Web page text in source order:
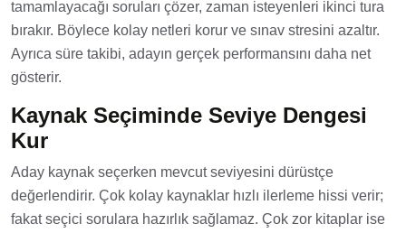
tamamlayacağı soruları çözer, zaman isteyenleri ikinci tura
bırakır. Böylece kolay netleri korur ve sınav stresini azaltır.
Ayrıca süre takibi, adayın gerçek performansını daha net
gösterir.
Kaynak Seçiminde Seviye Dengesi
Kur
Aday kaynak seçerken mevcut seviyesini dürüstçe
değerlendirir. Çok kolay kaynaklar hızlı ilerleme hissi verir;
fakat seçici sorulara hazırlık sağlamaz. Çok zor kitaplar ise